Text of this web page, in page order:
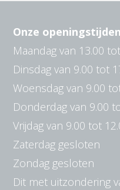
Onze
Maandag van 13.00
Dinsdag van 9.00 tot
Woensdag van 9.00
Donderdag van 9.00
Vrijdag van 9.00 tot
Zaterdag gesloten
Zondag gesloten
Dit met uitzondering